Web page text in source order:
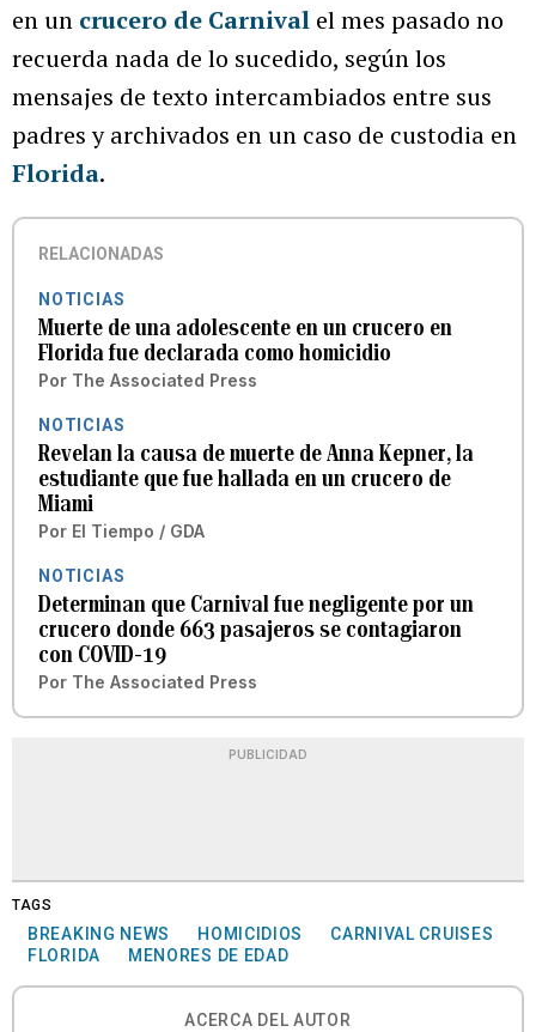
en un crucero de Carnival el mes pasado no
recuerda nada de lo sucedido, según los
mensajes de texto intercambiados entre sus
padres y archivados en un caso de custodia en
Florida.
RELACIONADAS
NOTICIAS
Muerte de una adolescente en un crucero en
Florida fue declarada como homicidio
Por The Associated Press
NOTICIAS
Revelan la causa de muerte de Anna Kepner, la
estudiante que fue hallada en un crucero de
Miami
Por El Tiempo / GDA
NOTICIAS
Determinan que Carnival fue negligente por un
crucero donde 663 pasajeros se contagiaron
con COVID-19
Por The Associated Press
PUBLICIDAD
TAGS
BREAKING NEWS HOMICIDIOS
CARNIVAL CRUISES
FLORIDA
MENORES DE EDAD
ACERCA DEL AUTOR